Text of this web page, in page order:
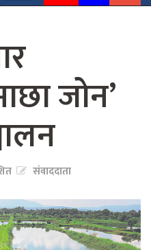
जोन’
संवाददाता